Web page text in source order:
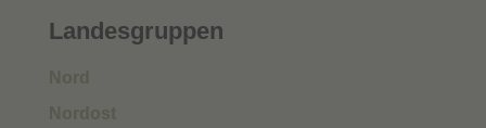
Landesgruppen
Nord
Nordost